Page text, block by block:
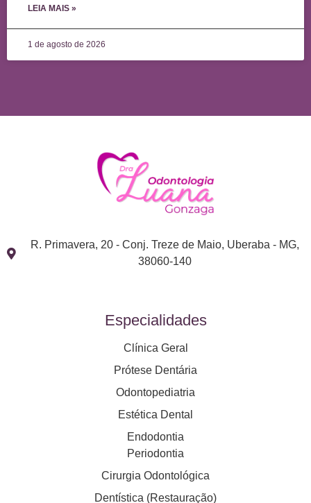
LEIA MAIS »
1 de agosto de 2026
R. Primavera, 20 - Conj. Treze de Maio, Uberaba - MG,
38060-140
Especialidades
Clínica Geral
Prótese Dentária
Odontopediatria
Estética Dental
Endodontia
Periodontia
Cirurgia Odontológica
Dentística (Restauração)